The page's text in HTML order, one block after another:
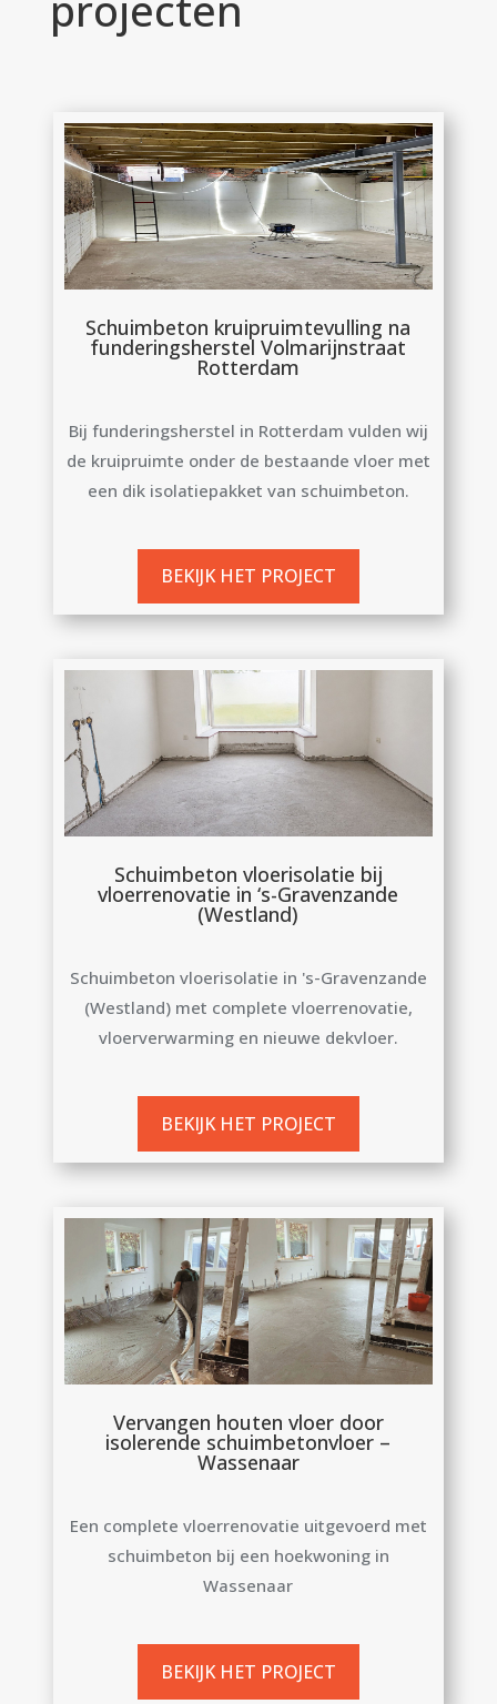
Schuimbeton kruipruimtevulling na
funderingsherstel Volmarijnstraat
Rotterdam
Bij funderingsherstel in Rotterdam vulden wij
de kruipruimte onder de bestaande vloer met
een dik isolatiepakket van schuimbeton.
BEKIJK HET PROJECT
Schuimbeton vloerisolatie bij
vloerrenovatie in ‘s-Gravenzande
(Westland)
Schuimbeton vloerisolatie in 's-Gravenzande
(Westland) met complete vloerrenovatie,
vloerverwarming en nieuwe dekvloer.
BEKIJK HET PROJECT
Vervangen houten vloer door
isolerende schuimbetonvloer –
Wassenaar
Een complete vloerrenovatie uitgevoerd met
schuimbeton bij een hoekwoning in
Wassenaar
BEKIJK HET PROJECT